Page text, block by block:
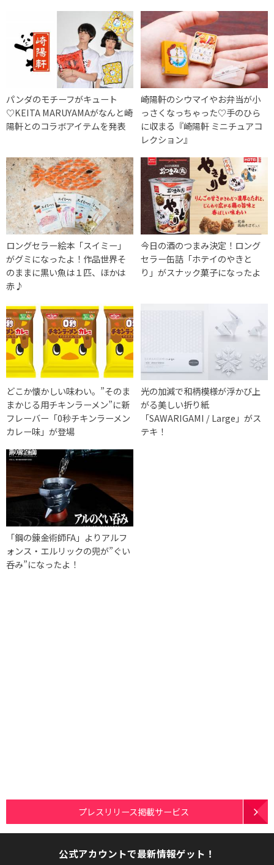
パンダのモチーフがキュート
♡KEITA MARUYAMAがなんと崎
陽軒とのコラボアイテムを発表
崎陽軒のシウマイやお弁当が小
っさくなっちゃった♡手のひら
に収まる『崎陽軒 ミニチュアコ
レクション』
ロングセラー絵本「スイミー」
がグミになったよ！作品世界そ
のままに黒い魚は１匹、ほかは
赤♪
今日の酒のつまみ決定！ロング
セラー缶詰「ホテイのやきと
り」がスナック菓子になったよ
どこか懐かしい味わい。”そのま
まかじる用チキンラーメン”に新
フレーバー「0秒チキンラーメン
カレー味」が登場
光の加減で和柄模様が浮かび上
がる美しい折り紙
「SAWARIGAMI / Large」がス
テキ！
「鋼の錬金術師FA」よりアルフ
ォンス・エルリックの兜が”ぐい
呑み”になったよ！
プレスリリース掲載サービス
公式アカウントで最新情報ゲット！